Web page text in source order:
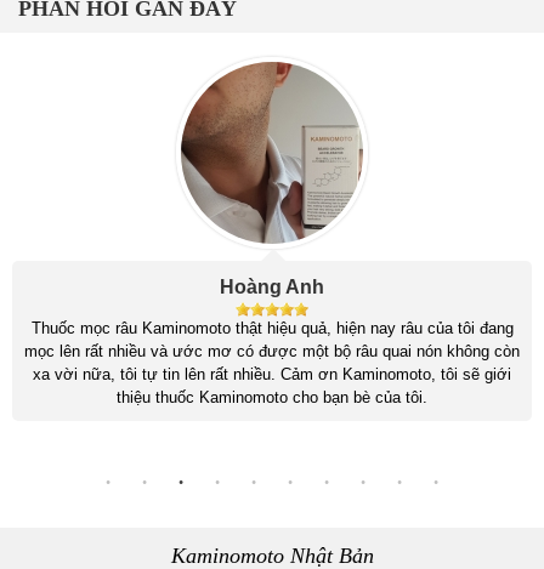
PHẢN HỒI GẦN ĐÂY
Hoàng Anh
Thuốc mọc râu Kaminomoto thật hiệu quả, hiện nay râu của tôi đang
mọc lên rất nhiều và ước mơ có được một bộ râu quai nón không còn
xa vời nữa, tôi tự tin lên rất nhiều. Cảm ơn Kaminomoto, tôi sẽ giới
thiệu thuốc Kaminomoto cho bạn bè của tôi.
Kaminomoto Nhật Bản